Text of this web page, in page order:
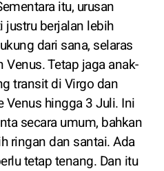
itu, urusan
justru berjalan lebih
dari sana, selaras
Venus. Tetap jaga anak-
transit di Virgo dan
hingga 3 Juli. Ini
secara umum, bahkan
ringan dan santai. Ada
tetap tenang. Dan itu